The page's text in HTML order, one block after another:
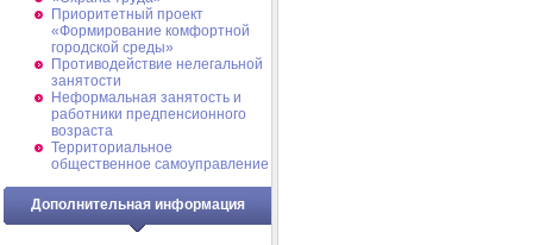
Приоритетный проект
«Формирование комфортной
городской среды»
Противодействие нелегальной
занятости
Неформальная занятость и
работники предпенсионного
возраста
Территориальное
общественное самоуправление
Дополнительная информация